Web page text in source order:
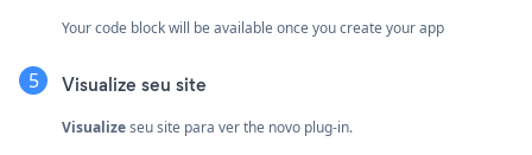
Your code block will be available once you create your app
Visualize seu site
Visualizeseu site para ver the novo plug-in.